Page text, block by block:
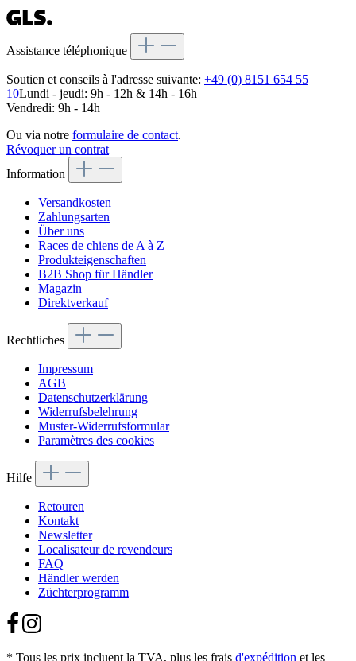
Assistance téléphonique
Soutien et conseils à l'adresse suivante: +49 (0) 8151 654 55
10Lundi - jeudi: 9h - 12h & 14h - 16h
Vendredi: 9h - 14h
Ou via notre formulaire de contact.
Révoquer un contrat
Information
Versandkosten
Zahlungsarten
Über uns
Races de chiens de A à Z
Produkteigenschaften
B2B Shop für Händler
Magazin
Direktverkauf
Rechtliches
Impressum
AGB
Datenschutzerklärung
Widerrufsbelehrung
Muster-Widerrufsformular
Paramètres des cookies
Hilfe
Retouren
Kontakt
Newsletter
Localisateur de revendeurs
FAQ
Händler werden
Züchterprogramm
* Tous les prix incluent la TVA, plus les frais d'expédition et les